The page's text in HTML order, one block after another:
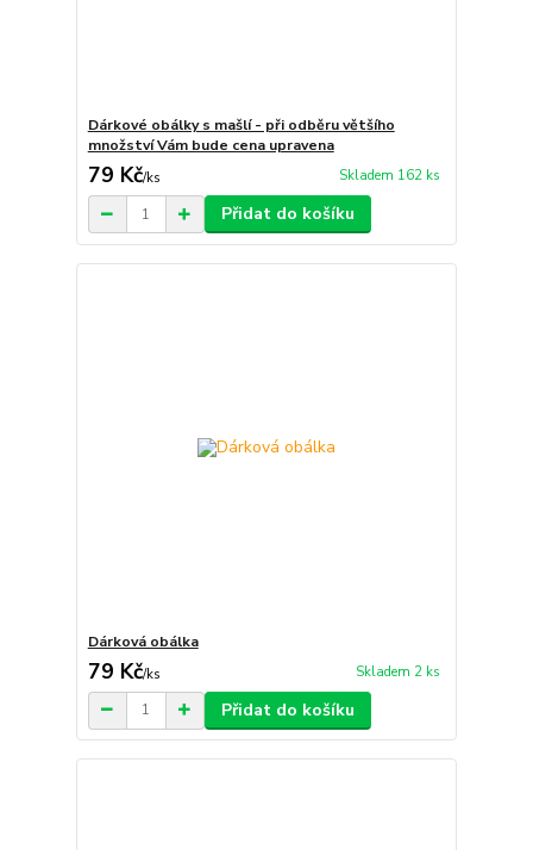
Dárkové obálky s mašlí - při odběru většího
množství Vám bude cena upravena
79 Kč/ks Skladem 162 ks
Přidat do košíku
Dárková obálka
79 Kč/ks Skladem 2 ks
Přidat do košíku